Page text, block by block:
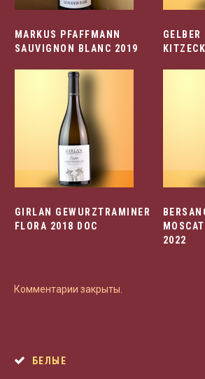
MARKUS PFAFFMANN
SAUVIGNON BLANC 2019
GELBER
GIRLAN GEWURZTRAMINER
FLORA 2018 DOC
2022
Комментарии закрыты.
БЕЛЫЕ